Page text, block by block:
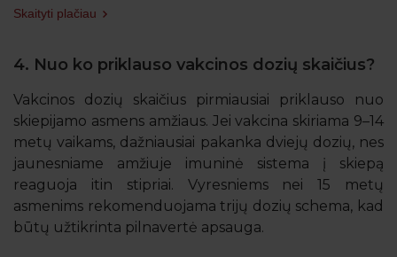
laikotarpiu dažniausiai pakanka dviejų dozių.
trys vakcinos dozės, o skiepytis rekomenduojama iki
26 metų. Tam tikrais atvejais, ypač esant didesnei
rizikai, ŽPV skiepas gali būti paskirtas ir vyresniems
suaugusiesiems – tai sprendžia gydytojas, įvertinęs
individualią situaciją. Net jei asmuo jau yra susidūręs
su vienu ŽPV tipu, vakcina vis tiek gali apsaugoti nuo
kitų pavojingų viruso atmainų.
Skaityti plačiau
4. Nuo ko priklauso vakcinos dozių skaičius?
Vakcinos dozių skaičius pirmiausiai priklauso nuo
skiepijamo asmens amžiaus. Jei vakcina skiriama 9–14
metų vaikams, dažniausiai pakanka dviejų dozių, nes
jaunesniame amžiuje imuninė sistema į skiepą
reaguoja itin stipriai. Vyresniems nei 15 metų
asmenims rekomenduojama trijų dozių schema, kad
būtų užtikrinta pilnavertė apsauga.